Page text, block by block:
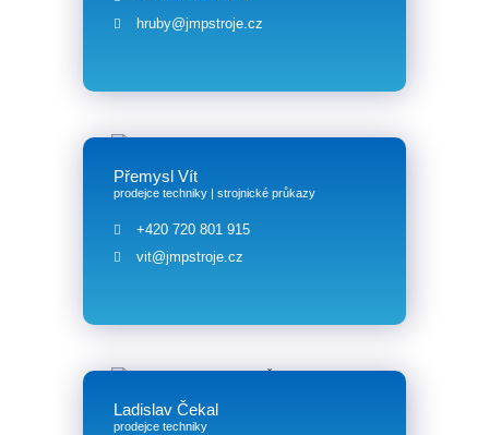
hruby@jmpstroje.cz
Přemysl Vít
prodejce techniky | strojnické průkazy
+420 720 801 915
vit@jmpstroje.cz
Ladislav Čekal
prodejce techniky